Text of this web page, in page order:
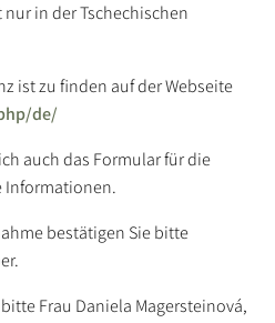
in der Tschechischen
ist zu finden auf der Webseite
de/
auch das Formular für die
Informationen.
bestätigen Sie bitte
Frau Daniela Magersteinová,